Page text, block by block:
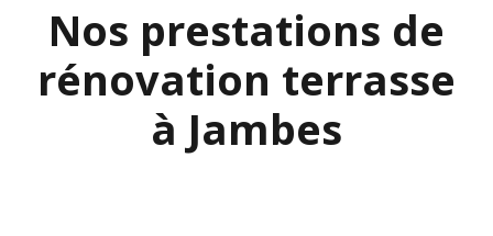
Nos prestations de
rénovation terrasse
à Jambes